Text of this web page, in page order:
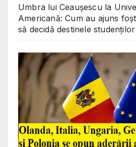
Umbra lui Ceaușescu la
Americană: Cum au ajuns
să decidă destinele